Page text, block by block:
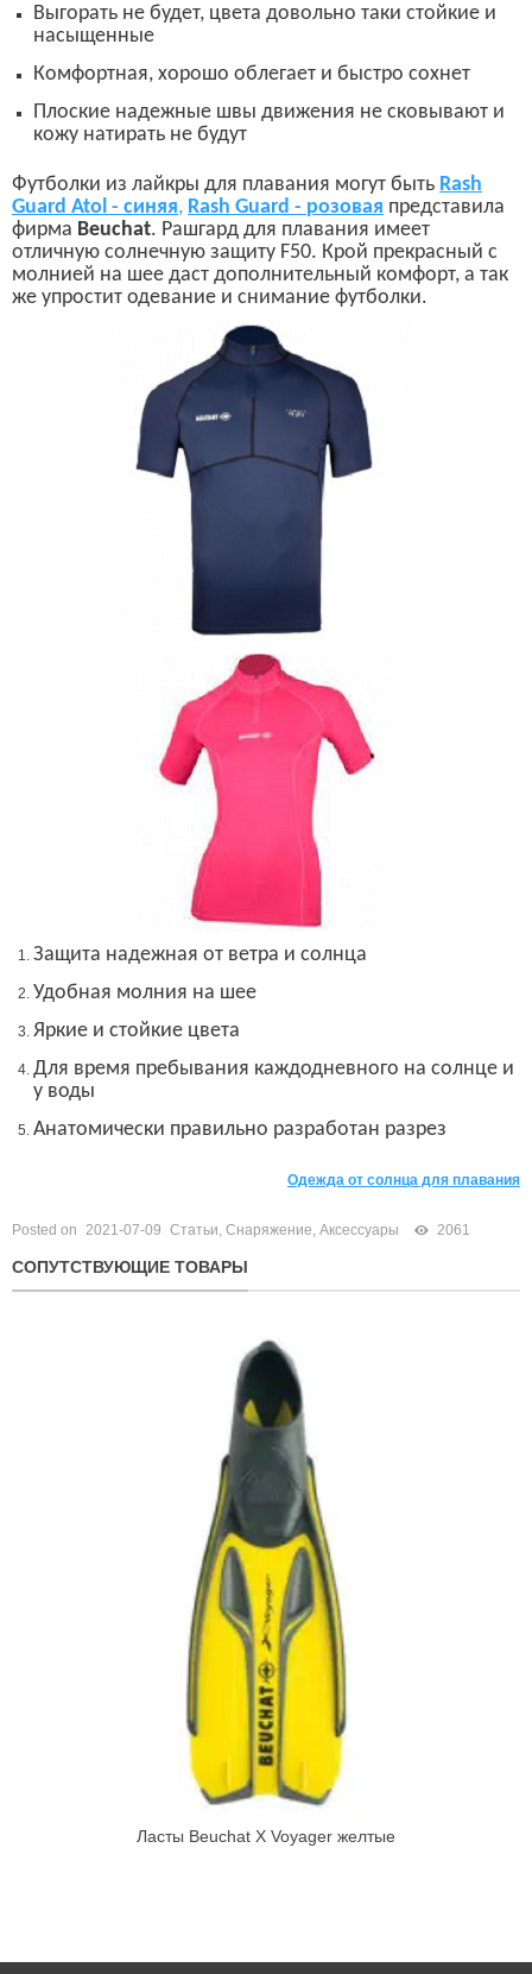
Выгорать не будет, цвета довольно таки стойкие и
насыщенные
Комфортная, хорошо облегает и быстро сохнет
Плоские надежные швы движения не сковывают и
кожу натирать не будут
Футболки из лайкры для плавания могут быть Rash
Guard Atol - синяя, Rash Guard - розовая представила
фирма Beuchat. Рашгард для плавания имеет
отличную солнечную защиту F50. Крой прекрасный с
молнией на шее даст дополнительный комфорт, а так
же упростит одевание и снимание футболки.
Защита надежная от ветра и солнца
Удобная молния на шее
Яркие и стойкие цвета
Для время пребывания каждодневного на солнце и
у воды
Анатомически правильно разработан разрез
Одежда от солнца для плавания
Posted on 2021-07-09 Статьи Снаряжение Аксессуары 2061
СОПУТСТВУЮЩИЕ ТОВАРЫ
Ласты Beuchat X Voyager желтые